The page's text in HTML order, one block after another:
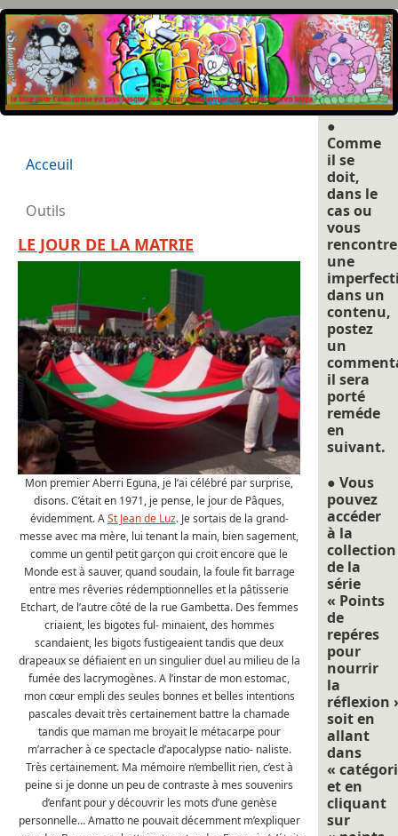
Acceuil
Outils
LE JOUR DE LA MATRIE
Mon premier Aberri Eguna, je l’ai célébré par surprise,
disons. C’était en 1971, je pense, le jour de Pâques,
évidemment. ASt Jean de Luz. Je sortais de la grand-
messe avec ma mère, lui tenant la main, bien sagement,
comme un gentil petit garçon qui croit encore que le
Monde est à sauver, quand soudain, la foule fit barrage
entre mes rêveries rédemptionnelles et la pâtisserie
Etchart, de l’autre côté de la rue Gambetta. Des femmes
criaient, les bigotes ful- minaient, des hommes
scandaient, les bigots fustigeaient tandis que deux
drapeaux se défiaient en un singulier duel au milieu de la
fumée des lacrymogènes. A l’instar de mon estomac,
mon cœur empli des seules bonnes et belles intentions
pascales devait très certainement battre la chamade
tandis que maman me broyait le métacarpe pour
m’arracher à ce spectacle d’apocalypse natio- naliste.
Très certainement. Ma mémoire n’embellit rien, c’est à
peine si je donne un peu de contraste à mes souvenirs
d’enfant pour y découvrir les mots d’une genèse
personnelle… Amatto ne pouvait décemment m’expliquer
●
Comme
il se
doit,
dans le
cas ou
vous
une
dans un
contenu,
postez
un
il sera
porté
reméde
en
suivant.
● Vous
pouvez
accéder
à la
collection
de la
série
« Points
de
repéres
pour
nourrir
la
réflexion
soit en
allant
dans
«
et en
cliquant
sur